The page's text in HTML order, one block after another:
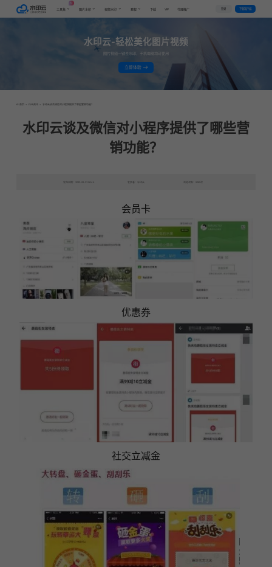
工具集 图片水印 视频水印 教程 下载 VIP 代理推广 登录 下载客户端
水印云-轻松美化图片视频
图片视频一键去水印，手机电脑均可使用
立即体验
首页 > 行业资讯 > 水印云谈及微信对小程序提供了哪些营销功能？
水印云谈及微信对小程序提供了哪些营
销功能？
发布日期：2022-09-23 06:44 发表者：水印云 浏览次数：5065次
会员卡
优惠券
社交立减金